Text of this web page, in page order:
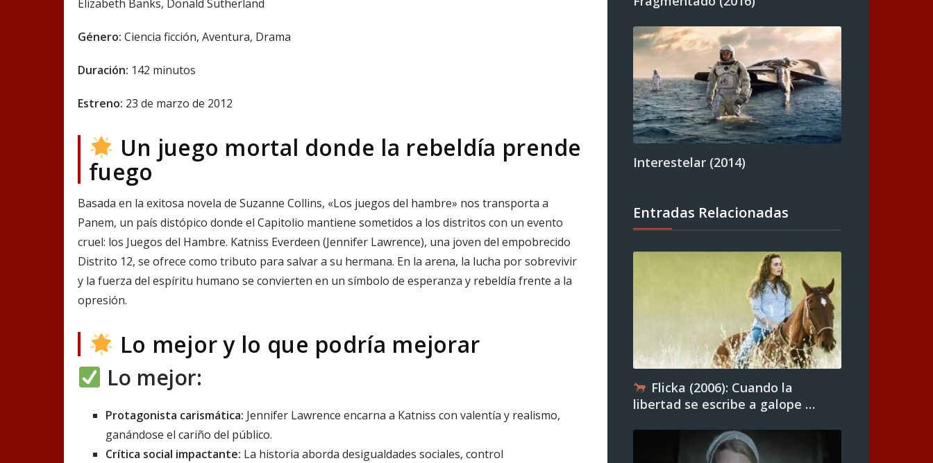
Elizabeth Banks, Donald Sutherland
Género: Ciencia ficción, Aventura, Drama
Duración: 142 minutos
Estreno: 23 de marzo de 2012
Un juego mortal donde la rebeldía prende
fuego
Basada en la exitosa novela de Suzanne Collins, «Los juegos del hambre» nos transporta a
Panem, un país distópico donde el Capitolio mantiene sometidos a los distritos con un evento
cruel: los Juegos del Hambre. Katniss Everdeen (Jennifer Lawrence), una joven del empobrecido
Distrito 12, se ofrece como tributo para salvar a su hermana. En la arena, la lucha por sobrevivir
y la fuerza del espíritu humano se convierten en un símbolo de esperanza y rebeldía frente a la
opresión.
Lo mejor y lo que podría mejorar
Lo mejor:
Protagonista carismática: Jennifer Lawrence encarna a Katniss con valentía y realismo,
ganándose el cariño del público.
Crítica social impactante: La historia aborda desigualdades sociales, control
Interestelar (2014)
Entradas Relacionadas
Flicka (2006): Cuando la
libertad se escribe a galope …